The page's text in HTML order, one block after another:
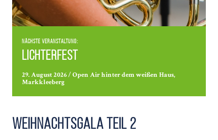
Nächste Veranstaltung:
Lichterfest
29. August 2026 / Open Air hinter dem weißen Haus,
Markkleeberg
Weihnachts­gala Teil 2